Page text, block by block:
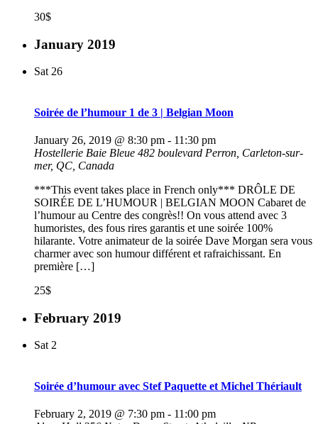
30$
January 2019
Sat26
Soirée de l’humour 1 de 3 | Belgian Moon
January 26, 2019 @ 8:30 pm - 11:30 pm
Hostellerie Baie Bleue 482 boulevard Perron, Carleton-sur-
mer, QC, Canada
***This event takes place in French only*** DRÔLE DE
SOIRÉE DE L’HUMOUR | BELGIAN MOON Cabaret de
l’humour au Centre des congrès!! On vous attend avec 3
humoristes, des fous rires garantis et une soirée 100%
hilarante. Votre animateur de la soirée Dave Morgan sera vous
charmer avec son humour différent et rafraichissant. En
première […]
25$
February 2019
Sat2
Soirée d’humour avec Stef Paquette et Michel Thériault
February 2, 2019 @ 7:30 pm - 11:00 pm